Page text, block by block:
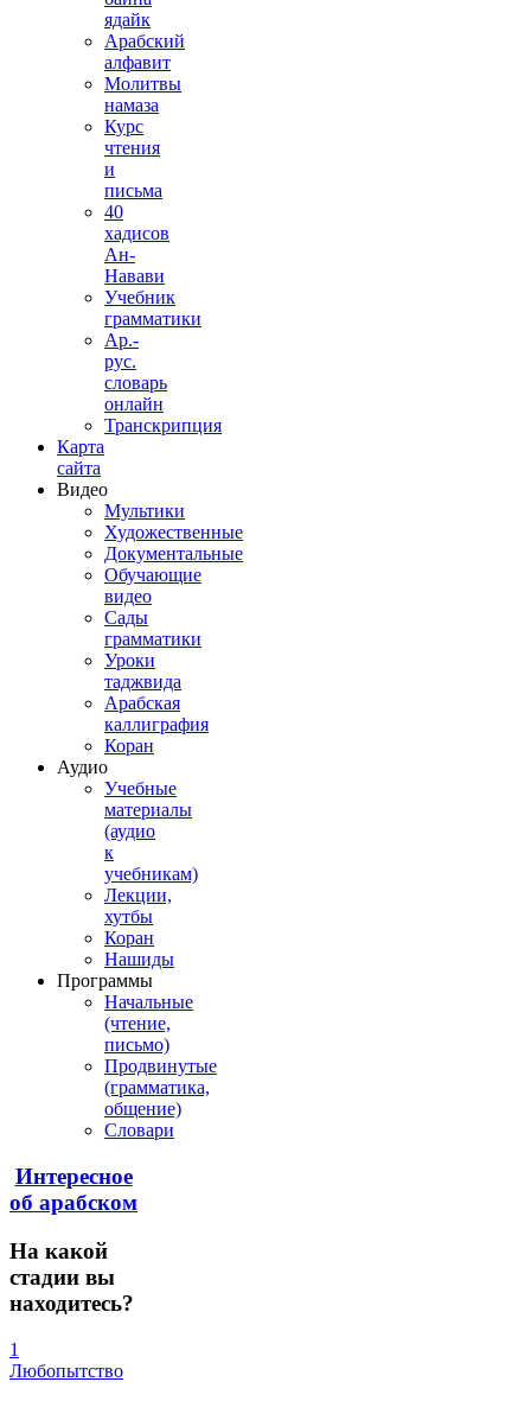
ядайк
Арабский
алфавит
Молитвы
намаза
Курс
чтения
и
письма
40
хадисов
Ан-
Навави
Учебник
грамматики
Ар.-
рус.
словарь
онлайн
Транскрипция
Карта
сайта
Видео
Мультики
Художественные
Документальные
Обучающие
видео
Сады
грамматики
Уроки
таджвида
Арабская
каллиграфия
Коран
Аудио
Учебные
материалы
(аудио
к
учебникам)
Лекции,
хутбы
Коран
Нашиды
Программы
Начальные
(чтение,
письмо)
Продвинутые
(грамматика,
общение)
Словари
Интересное
об арабском
На какой
стадии вы
находитесь?
1
Любопытство